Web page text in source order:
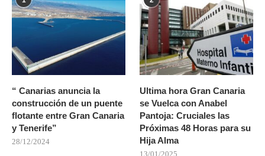
“ Canarias anuncia la
construcción de un puente
flotante entre Gran Canaria
y Tenerife”
28/12/2024
Ultima hora Gran Canaria
se Vuelca con Anabel
Pantoja: Cruciales las
Próximas 48 Horas para su
Hija Alma
13/01/2025